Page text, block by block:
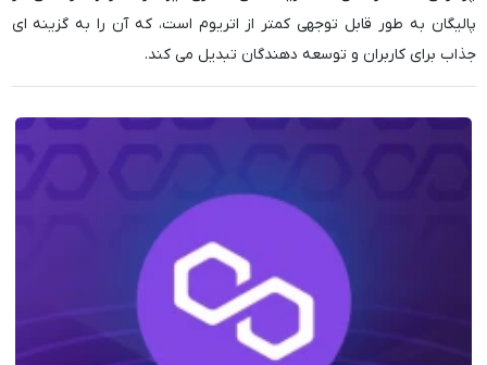
پالیگان به طور قابل توجهی کمتر از اتریوم است، که آن را به گزینه ای
جذاب برای کاربران و توسعه دهندگان تبدیل می کند.